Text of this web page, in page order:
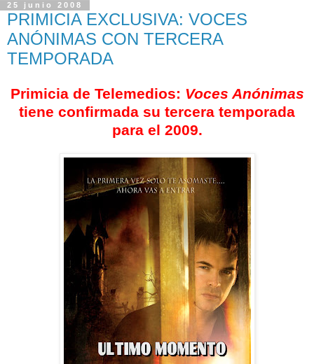
25 junio 2008
PRIMICIA EXCLUSIVA: VOCES
ANÓNIMAS CON TERCERA
TEMPORADA
Primicia de Telemedios: Voces Anónimas
tiene confirmada su tercera temporada
para el 2009.